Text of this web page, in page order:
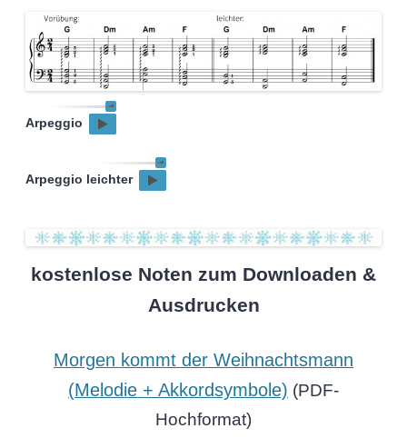
Arpeggio
Arpeggio leichter
kostenlose Noten zum Downloaden &
Ausdrucken
Morgen kommt der Weihnachtsmann
(Melodie + Akkordsymbole) (PDF-
Hochformat)